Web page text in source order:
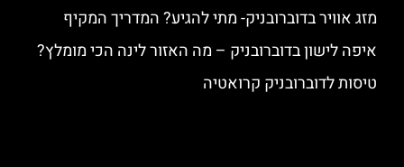
מזג אוויר בדוברובניק- מתי להגיע? המדריך המקיף
איפה לישון בדוברובניק – מה האזור לינה הכי מומלץ?
טיסות לדוברובניק קרואטיה